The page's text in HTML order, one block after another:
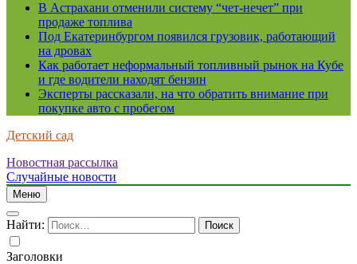
В Астрахани отменили систему “чет-нечет” при
продаже топлива
Под Екатеринбургом появился грузовик, работающий
на дровах
Как работает неформальный топливный рынок на Кубе
и где водители находят бензин
Эксперты рассказали, на что обратить внимание при
покупке авто с пробегом
Детский сад
Новостная рассылка
Случайные новости
Меню
Найти:
Заголовки